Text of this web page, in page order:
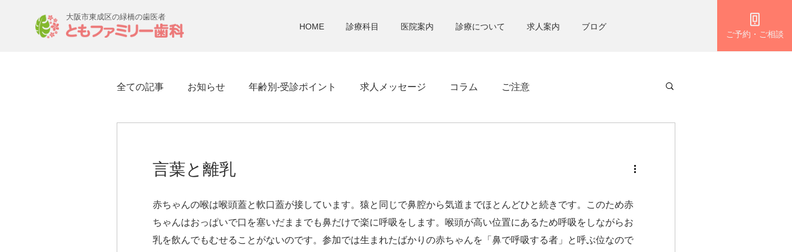
ご予約・ご相談
大阪市東成区の緑橋の歯医者
HOME 診療科目 医院案内 診療について 求人案内 ブログ
全ての記事 お知らせ 年齢別-受診ポイント 求人メッセージ コラム ご注意
言葉と離乳
赤ちゃんの喉は喉頭蓋と軟口蓋が接しています。猿と同じで鼻腔から気道までほとんどひと続きです。このため赤
ちゃんはおっぱいで口を塞いだままでも鼻だけで楽に呼吸をします。喉頭が高い位置にあるため呼吸をしながらお
乳を飲んでもむせることがないのです。参加では生まれたばかりの赤ちゃんを「鼻で呼吸する者」と呼ぶ位なので